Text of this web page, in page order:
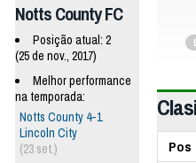
Notts County FC
Posição atual: 2
(25 de nov., 2017)
Melhor performance
na temporada:
Notts County 4-1
Lincoln City
(23 set.)
Pos